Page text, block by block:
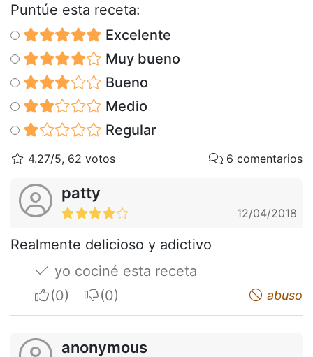
Puntúe esta receta:
Excelente
Muy bueno
Bueno
Medio
Regular
4.27/5, 62 votos 6 comentarios
patty
12/04/2018
Realmente delicioso y adictivo
yo cociné esta receta
I apreciateI do not appreciate abuso
anonymous